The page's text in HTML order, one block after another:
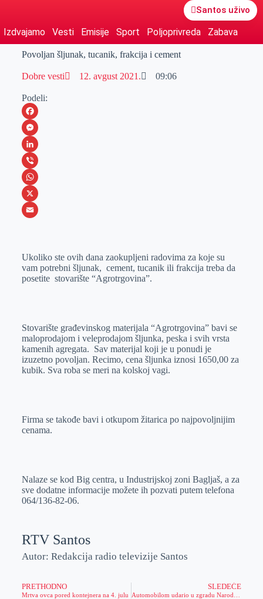
Santos uživo
Izdvajamo Vesti Emisije Sport Poljoprivreda Zabava
Povoljan šljunak, tucanik, frakcija i cement
Dobre vesti 12. avgust 2021. 09:06
Podeli:
F
a
c
e
b
o
M
e
s
s
e
e
r
L
i
n
k
I
n
V
i
b
W
h
s
A
X
a
i
Ukoliko ste ovih dana zaokupljeni radovima za koje su
vam potrebni šljunak, cement, tucanik ili frakcija treba da
posetite stovarište “Agrotrgovina”.
Stovarište građevinskog materijala “Agrotrgovina” bavi se
maloprodajom i veleprodajom šljunka, peska i svih vrsta
kamenih agregata. Sav materijal koji je u ponudi je
izuzetno povoljan. Recimo, cena šljunka iznosi 1650,00 za
kubik. Sva roba se meri na kolskoj vagi.
Firma se takođe bavi i otkupom žitarica po najpovoljnijim
cenama.
Nalaze se kod Big centra, u Industrijskoj zoni Bagljaš, a za
sve dodatne informacije možete ih pozvati putem telefona
064/136-82-06.
RTV Santos
Autor: Redakcija radio televizije Santos
PRETHODNO
Mrtva ovca pored kontejnera na 4. julu
SLEDEĆE